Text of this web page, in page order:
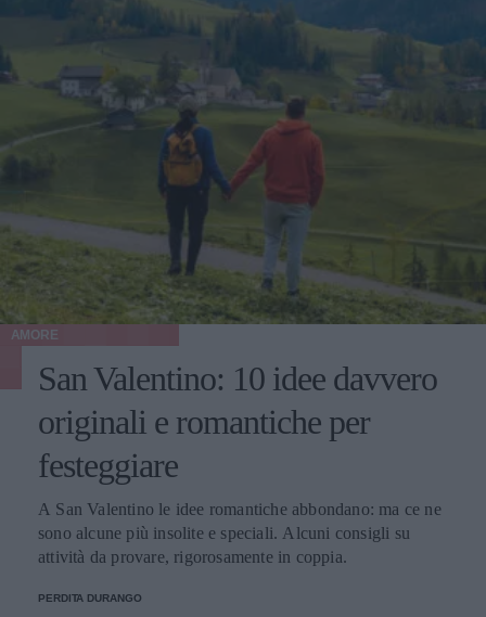
AMORE
San Valentino: 10 idee davvero
originali e romantiche per
festeggiare
A San Valentino le idee romantiche abbondano: ma ce ne
sono alcune più insolite e speciali. Alcuni consigli su
attività da provare, rigorosamente in coppia.
PERDITA DURANGO